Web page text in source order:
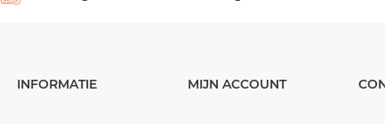
INFORMATIE MIJN ACCOUNT